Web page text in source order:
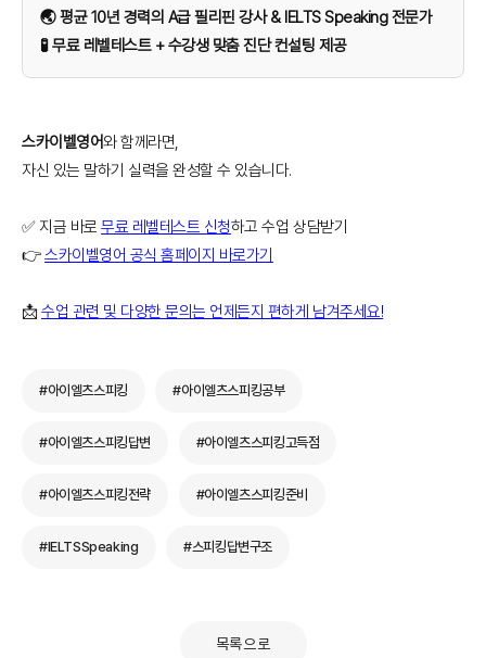
🌏 평균 10년 경력의 A급 필리핀 강사 & IELTS Speaking 전문가
🧪 무료 레벨테스트 + 수강생 맞춤 진단 컨설팅 제공
스카이벨영어와 함께라면,
자신 있는 말하기 실력을 완성할 수 있습니다.
✅ 지금 바로무료 레벨테스트 신청하고 수업 상담받기
👉스카이벨영어 공식 홈페이지 바로가기
📩수업 관련 및 다양한 문의는 언제든지 편하게 남겨주세요!
#아이엘츠스피킹 #아이엘츠스피킹공부
#아이엘츠스피킹답변 #아이엘츠스피킹고득점
#아이엘츠스피킹전략 #아이엘츠스피킹준비
#IELTSSpeaking #스피킹답변구조
목록으로